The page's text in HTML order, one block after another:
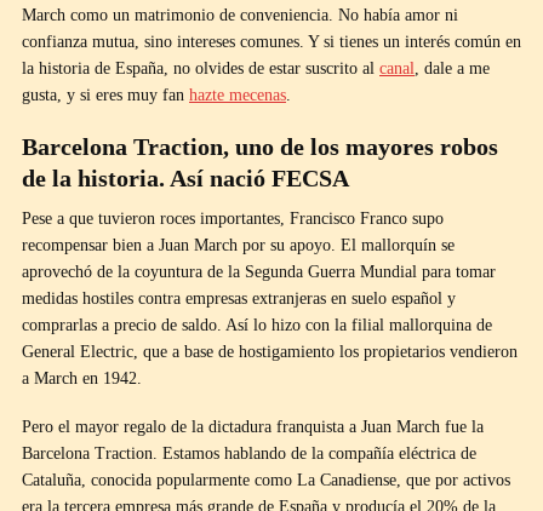
March como un matrimonio de conveniencia. No había amor ni
confianza mutua, sino intereses comunes. Y si tienes un interés común en
la historia de España, no olvides de estar suscrito al canal, dale a me
gusta, y si eres muy fan hazte mecenas.
Barcelona Traction, uno de los mayores robos
de la historia. Así nació FECSA
Pese a que tuvieron roces importantes, Francisco Franco supo
recompensar bien a Juan March por su apoyo. El mallorquín se
aprovechó de la coyuntura de la Segunda Guerra Mundial para tomar
medidas hostiles contra empresas extranjeras en suelo español y
comprarlas a precio de saldo. Así lo hizo con la filial mallorquina de
General Electric, que a base de hostigamiento los propietarios vendieron
a March en 1942.
Pero el mayor regalo de la dictadura franquista a Juan March fue la
Barcelona Traction. Estamos hablando de la compañía eléctrica de
Cataluña, conocida popularmente como La Canadiense, que por activos
era la tercera empresa más grande de España y producía el 20% de la